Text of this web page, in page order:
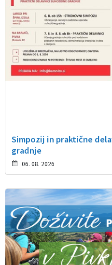
Simpozij in praktične
gradnje
06. 08. 2026